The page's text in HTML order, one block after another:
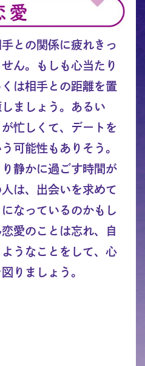
との関係に疲れきっ
ん。もしも心当たり
は相手との距離を置
ましょう。あるい
忙しくて、デートを
可能性もありそう。
静かに過ごす時間が
は、出会いを求めて
なっているのかもし
愛のことは忘れ、自
うなことをして、心
りましょう。